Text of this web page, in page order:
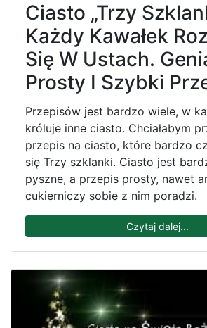
Ciasto „Trzy
Każdy Kawałek
Się W Ustach.
Prosty I Szybki
Przepisów jest bardzo wiele, w
króluje inne ciasto. Chciałabym
przepis na ciasto, które bardzo
się Trzy szklanki. Ciasto jest
pyszne, a przepis prosty, nawet
cukierniczy sobie z nim poradzi.
Czytaj dalej...